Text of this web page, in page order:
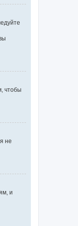
чтобы
не
и